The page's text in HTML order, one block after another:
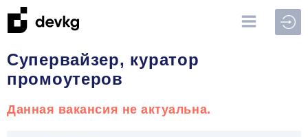
Супервайзер, куратор
промоутеров
Данная вакансия не актуальна.